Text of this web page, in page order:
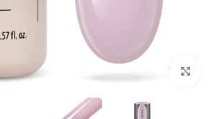
לחץ להגדלת התמונה